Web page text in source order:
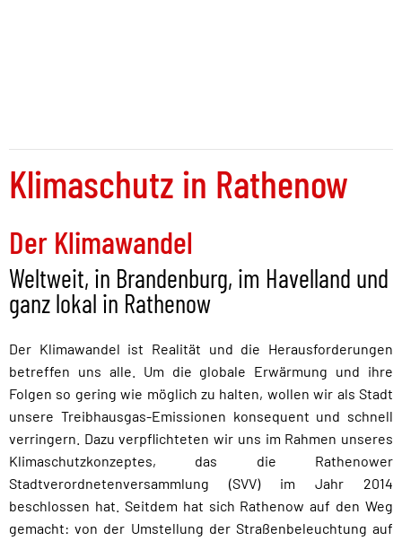
Klimaschutz in Rathenow
Der Klimawandel
Weltweit, in Brandenburg, im Havelland und
ganz lokal in Rathenow
Der Klimawandel ist Realität und die Herausforderungen
betreffen uns alle. Um die globale Erwärmung und ihre
Folgen so gering wie möglich zu halten, wollen wir als Stadt
unsere Treibhausgas-Emissionen konsequent und schnell
verringern. Dazu verpflichteten wir uns im Rahmen unseres
Klimaschutzkonzeptes, das die Rathenower
Stadtverordnetenversammlung (SVV) im Jahr 2014
beschlossen hat. Seitdem hat sich Rathenow auf den Weg
gemacht: von der Umstellung der Straßenbeleuchtung auf